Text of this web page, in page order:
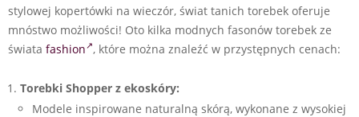
stylowej kopertówki na wieczór, świat tanich torebek oferuje
mnóstwo możliwości! Oto kilka modnych fasonów torebek ze
świata fashion , które można znaleźć w przystępnych cenach:
Torebki Shopper z ekoskóry:
Modele inspirowane naturalną skórą, wykonane z wysokiej